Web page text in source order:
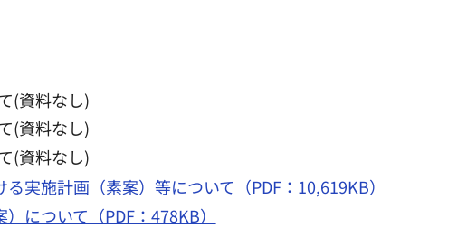
(資料なし)
(資料なし)
(資料なし)
実施計画（素案）等について（PDF：10,619KB）
について（PDF：478KB）